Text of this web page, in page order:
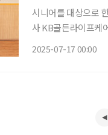
시니어를 대상으로 한 서비스가
사 KB골든라이프케
2025-07-17 00:00